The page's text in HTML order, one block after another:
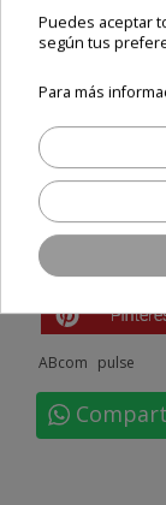
IEC958
técnico y
Compartir
ABcom pulse
Puedes aceptar
según tus
Para más